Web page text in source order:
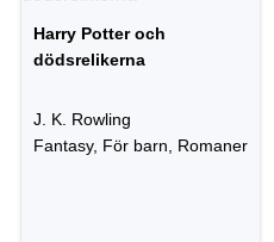
Harry Potter och
dödsrelikerna
J. K. Rowling
Fantasy, För barn, Romaner